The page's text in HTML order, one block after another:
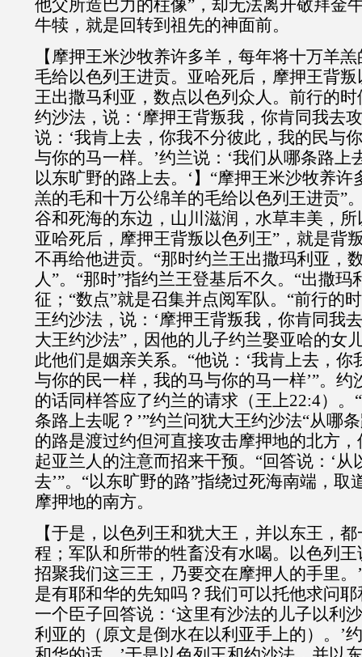
他父所造巴力的柱像”，却无法离开敬拜金
牛犊，就是回转到祖先的神面前。
【摩押王米沙牧养许多羊，每年将十万羊
毛给以色列王进贡。亚哈死后，摩押王背
王出撒马利亚，数点以色列众人。前行的
约沙法，说：‘摩押王背叛我，你肯同我去
说：‘我肯上去，你我不分彼此，我的民与
与你的马一样。’约兰说：‘我们从哪条路上
以东旷野的路上去。‘】“摩押王米沙牧养
羔的毛和十万公绵羊的毛给以色列王进贡”
谷和死海的东边，山川滋润，水草丰美，所
亚哈死后，摩押王背叛以色列王”，就是背
不再给他进贡。“那时约兰王出撒玛利亚，
人”。“那时”指约兰王登基后不久。“出撒玛
征；“数点”就是召集并点阅军队。“前行的
王约沙法，说：‘摩押王背叛我，你肯同我
大王约沙法”，因他的儿子约兰娶亚哈的女
此他们是姻亲关系。“他说：‘我肯上去，
与你的民一样，我的马与你的马一样’”。约
的话同样答应了约兰的请求（王上22:4）。
条路上去呢？’”约兰问犹大王约沙法“从哪
的路是渡过约但河直接攻击摩押地的北方
起亚兰人的注意而招来干预。“回答说：‘从
去’”。“以东旷野的路”指绕过死海南端，取
摩押地的南方。
【于是，以色列王和犹大王，并以东王，
程；军队和所带的牲畜没有水喝。以色列王
招聚我们这三王，乃要交在摩押人的手里。
是有耶和华的先知吗？我们可以托他求问耶
一个臣子回答说：‘这里有沙法的儿子以利
利亚的（原文是倒水在以利亚手上的）。’